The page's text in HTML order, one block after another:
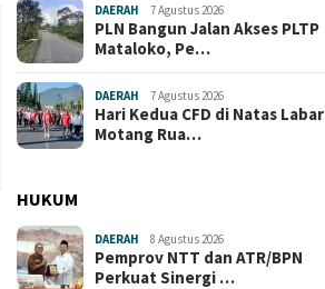
DAERAH 7 Agustus 2026
PLN Bangun Jalan Akses PLTP
Mataloko, Pe…
DAERAH 7 Agustus 2026
Hari Kedua CFD di Natas Labar
Motang Rua…
HUKUM
DAERAH 8 Agustus 2026
Pemprov NTT dan ATR/BPN
Perkuat Sinergi …